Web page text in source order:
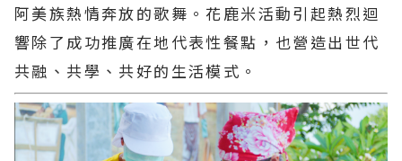
阿美族熱情奔放的歌舞。花鹿米活動引起熱烈迴
響除了成功推廣在地代表性餐點，也營造出世代
共融、共學、共好的生活模式。